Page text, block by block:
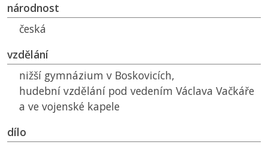
národnost
česká
vzdělání
nižší gymnázium v Boskovicích,
hudební vzdělání pod vedením Václava Vačkáře
a ve vojenské kapele
dílo